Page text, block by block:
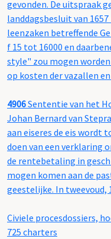
gevonden. De uitspraak
landdagsbesluit van
leenzaken betreffende
f 15 tot 16000 en
style" zou mogen
op kosten der vazallen
4906Sententie van het
Johan Bernard van
aan eiseres de eis wordt
doen van een verklaring
de rentebetaling in
mogen komen aan de
geestelijke. In tweevoud,
Civiele procesdossiers,
725 charters